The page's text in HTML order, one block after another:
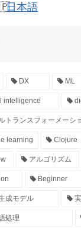
日本語
DX ML
intelligence
トランスフォーメーシ
learning Clojure
アルゴリズム
Beginner
成モデル
処理